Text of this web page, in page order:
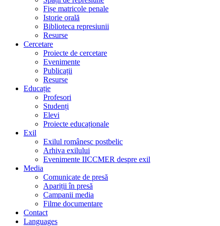
Fișe matricole penale
Istorie orală
Biblioteca represiunii
Resurse
Cercetare
Proiecte de cercetare
Evenimente
Publicații
Resurse
Educație
Profesori
Studenți
Elevi
Proiecte educaționale
Exil
Exilul românesc postbelic
Arhiva exilului
Evenimente IICCMER despre exil
Media
Comunicate de presă
Apariții în presă
Campanii media
Filme documentare
Contact
Languages